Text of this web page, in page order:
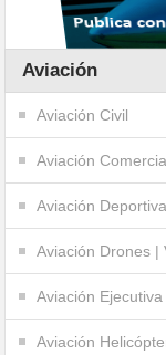
Aviación
Aviación Civil
Aviación
Aviación Deportiva
Aviación Drones |
Aviación Ejecutiva
Aviación